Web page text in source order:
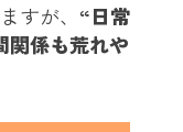
すが、 “日常
関係も荒れや